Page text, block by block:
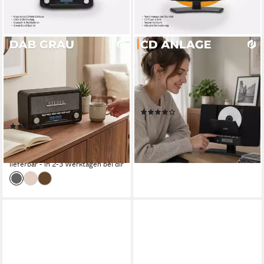
DENVER
(DAB)
4 W Leistung
Netzbetrieb Stromversorgung
1.12 kg Gewicht
(12)
ab 59,95 € UVP 89,95 €
-33%
lieferbar - in 2-3 Werktagen bei dir
DENVER
MC-5220B Stereoanlage
2 W Leistung
230V ~50GHz, AC/DC Adapter; Alarm Backup möglich mit 2x AAA Batterien (nicht inklusive)
0.92 kg
Gewicht
(39)
ab 49,90 € UVP
-29%
lieferbar - in 2-3 Werktagen bei dir